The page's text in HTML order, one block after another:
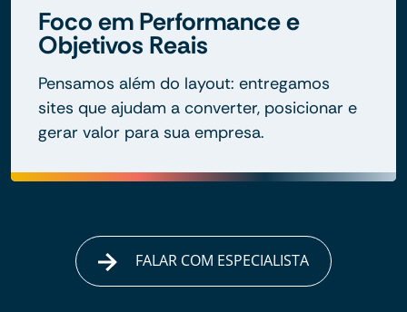
Foco em Performance e
Objetivos Reais
Pensamos além do layout: entregamos
sites que ajudam a converter, posicionar e
gerar valor para sua empresa.
FALAR COM ESPECIALISTA